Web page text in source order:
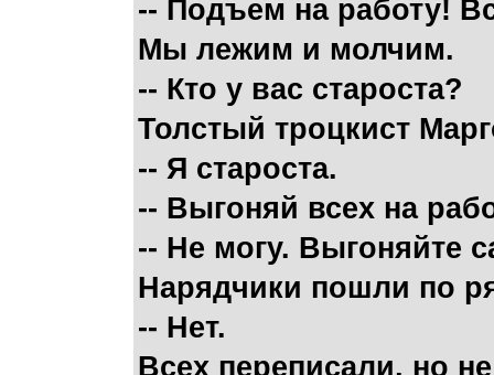
-- Подъем на работу!
Мы лежим и молчим.
-- Кто у вас староста?
Толстый троцкист
-- Я староста.
-- Выгоняй всех на
-- Не могу. Выгоняйте
Нарядчики пошли по
-- Нет.
Всех переписали, но